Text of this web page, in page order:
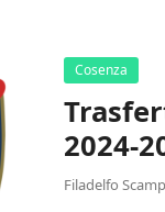
Cosenza
2024-
Filadelfo